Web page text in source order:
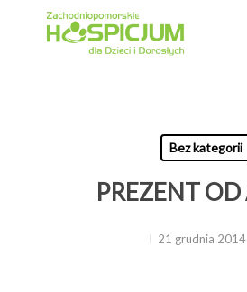
Bez kategorii
PREZENT
21 grudnia 2014